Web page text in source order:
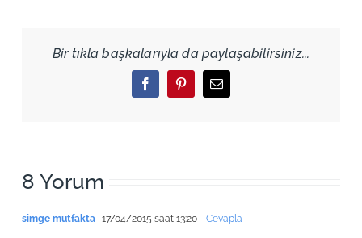
Bir tıkla başkalarıyla da paylaşabilirsiniz...
FacebookPinterestEmail
8 Yorum
simge mutfakta 17/04/2015 saat 13:20- Cevapla